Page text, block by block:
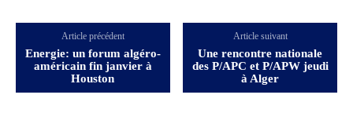
Article précédent
Energie: un forum algéro-
américain fin janvier à
Houston
Article suivant
Une rencontre nationale
des P/APC et P/APW jeudi
à Alger